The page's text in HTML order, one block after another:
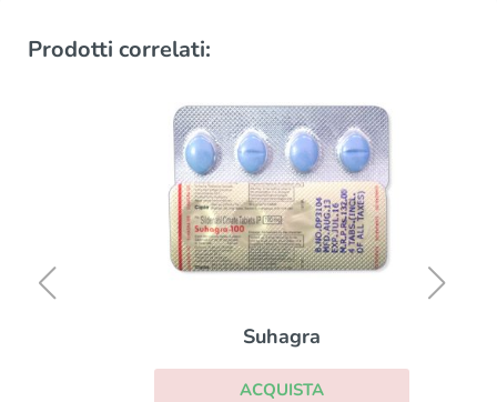
Prodotti correlati:
Suhagra
ACQUISTA